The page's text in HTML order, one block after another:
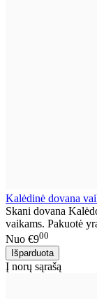
Kalėdinė dovana
Skani dovana
vaikams. Pakuotė
Nuo €900
Į norų sąrašą